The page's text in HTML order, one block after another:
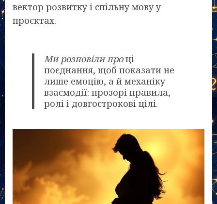
вектор розвитку і спільну мову у
проєктах.
Ми розповіли проці
поєднання, щоб показати не
лише емоцію, а й механіку
взаємодії: прозорі правила,
ролі і довгострокові цілі.